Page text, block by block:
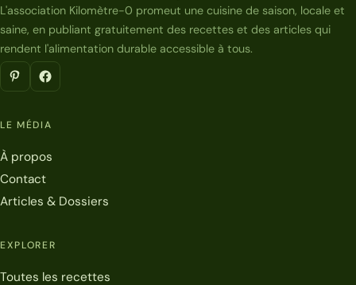
L'association Kilomètre-0 promeut une cuisine de saison, locale et
saine, en publiant gratuitement des recettes et des articles qui
rendent l'alimentation durable accessible à tous.
LE MÉDIA
À propos
Contact
Articles & Dossiers
EXPLORER
Toutes les recettes